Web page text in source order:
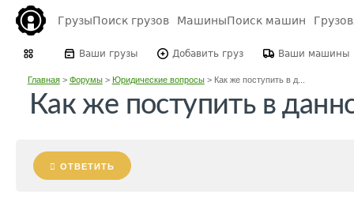
ГрузыПоиск грузов МашиныПоиск машин
Ваши грузы Добавить груз Ваши машины
Главная> Форумы> Юридические вопросы> Как же поступить в д...
Как же поступить в
ОТВЕТИТЬ